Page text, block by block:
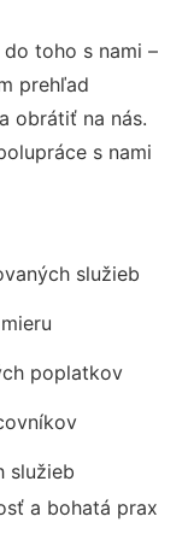
toho s nami –
prehľad
obrátiť na nás.
s nami
služieb
poplatkov
služieb
a bohatá prax